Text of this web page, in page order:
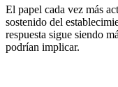
El papel cada vez más
sostenido del
respuesta sigue siendo
podrían implicar.